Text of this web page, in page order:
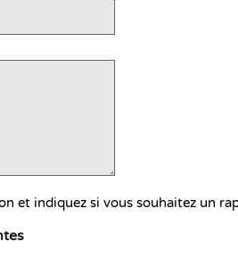
et indiquez si vous souhaitez un